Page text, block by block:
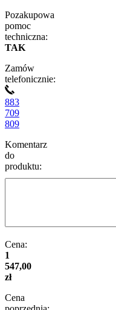
Pozakupowa
pomoc
techniczna:
TAK
Zamów
telefonicznie:
883
709
809
Komentarz
do
produktu:
Cena:
1
547,00
zł
Cena